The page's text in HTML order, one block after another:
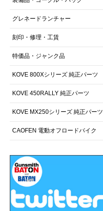
グレネードランチャー
刻印・修理・工賃
特価品・ジャンク品
KOVE 800Xシリーズ 純正パーツ
KOVE 450RALLY 純正パーツ
KOVE MX250シリーズ 純正パーツ
CAOFEN 電動オフロードバイク